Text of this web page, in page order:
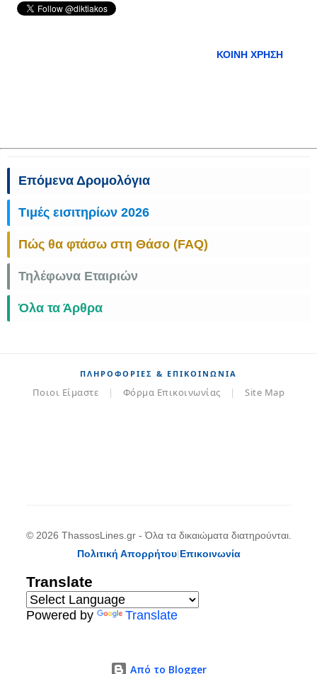
ΚΟΙΝΉ ΧΡΉΣΗ
Επόμενα Δρομολόγια
Τιμές εισιτηρίων 2026
Πώς θα φτάσω στη Θάσο (FAQ)
Τηλέφωνα Εταιριών
Όλα τα Άρθρα
ΠΛΗΡΟΦΟΡΊΕΣ & ΕΠΙΚΟΙΝΩΝΊΑ
Ποιοι Είμαστε | Φόρμα Επικοινωνίας | Site Map
© 2026 ThassosLines.gr - Όλα τα δικαιώματα διατηρούνται.
Πολιτική Απορρήτου|Επικοινωνία
Translate
Powered by Translate
Από το Blogger